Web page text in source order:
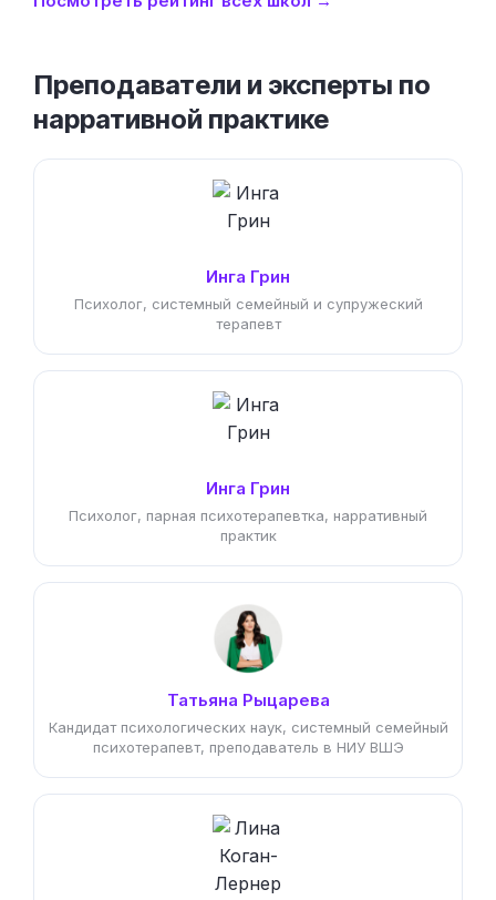
Преподаватели и эксперты по
нарративной практике
Инга Грин
Психолог, системный семейный и супружеский
терапевт
Ингa Грин
Психолог, парная психотерапевтка, нарративный
практик
Татьяна Рыцарева
Кандидат психологических наук, системный семейный
психотерапевт, преподаватель в НИУ ВШЭ